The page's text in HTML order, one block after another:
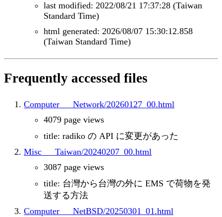
last modified: 2022/08/21 17:37:28 (Taiwan
Standard Time)
html generated: 2026/08/07 15:30:12.858
(Taiwan Standard Time)
Frequently accessed files
Computer___Network/20260127_00.html
4079 page views
title: radiko の API に変更があった
Misc___Taiwan/20240207_00.html
3087 page views
title: 台灣から台灣の外に EMS で荷物を発
送する方法
Computer___NetBSD/20250301_01.html